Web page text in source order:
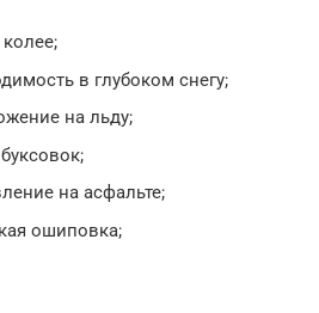
в глубоком снегу;
на льду;
на асфальте;
ошиповка;